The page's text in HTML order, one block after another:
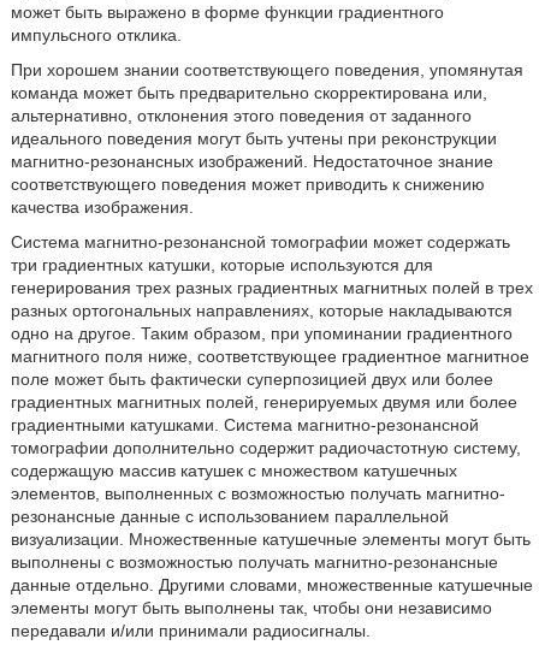
может быть выражено в форме функции градиентного
импульсного отклика.
При хорошем знании соответствующего поведения, упомянутая
команда может быть предварительно скорректирована или,
альтернативно, отклонения этого поведения от заданного
идеального поведения могут быть учтены при реконструкции
магнитно-резонансных изображений. Недостаточное знание
соответствующего поведения может приводить к снижению
качества изображения.
Система магнитно-резонансной томографии может содержать
три градиентных катушки, которые используются для
генерирования трех разных градиентных магнитных полей в трех
разных ортогональных направлениях, которые накладываются
одно на другое. Таким образом, при упоминании градиентного
магнитного поля ниже, соответствующее градиентное магнитное
поле может быть фактически суперпозицией двух или более
градиентных магнитных полей, генерируемых двумя или более
градиентными катушками. Система магнитно-резонансной
томографии дополнительно содержит радиочастотную систему,
содержащую массив катушек с множеством катушечных
элементов, выполненных с возможностью получать магнитно-
резонансные данные с использованием параллельной
визуализации. Множественные катушечные элементы могут быть
выполнены с возможностью получать магнитно-резонансные
данные отдельно. Другими словами, множественные катушечные
элементы могут быть выполнены так, чтобы они независимо
передавали и/или принимали радиосигналы.